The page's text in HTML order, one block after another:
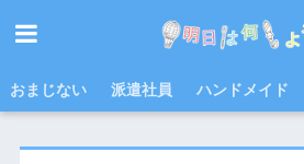
おまじない 派遣社員 ハンドメイド